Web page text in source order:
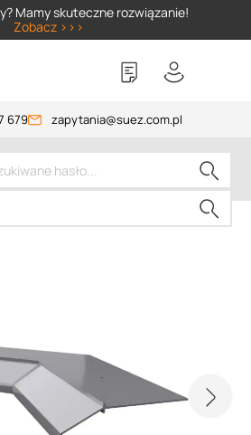
Mamy skuteczne rozwiązanie!
Zobacz >>>
679 zapytania@suez.com.pl